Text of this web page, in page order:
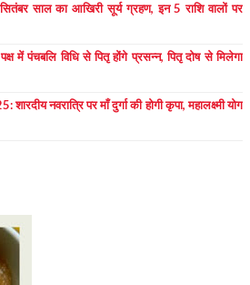
साल का आखिरी सूर्य ग्रहण, इन 5 राशि वालों पर
में पंचबलि विधि से पितृ होंगे प्रसन्न, पितृ दोष से मिलेगा
नवरात्रि पर माँ दुर्गा की होगी कृपा, महालक्ष्मी योग